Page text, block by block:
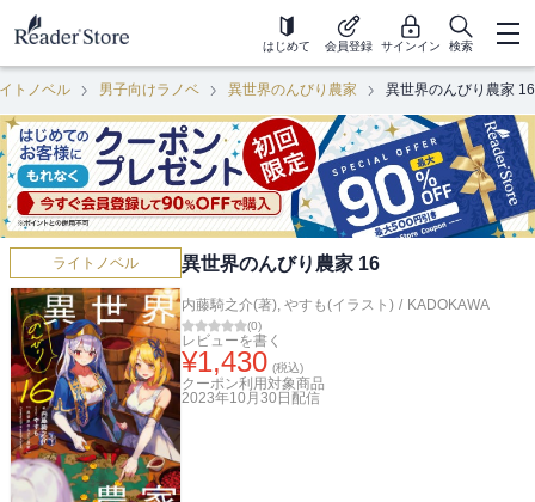
はじめて 会員登録 サインイン 検索
トノベル 男子向けラノベ 異世界のんびり農家 異世界のんびり農家 16
ライトノベル 異世界のんびり農家 16
内藤騎之介(著), やすも(イラスト) / KADOKAWA
(0)
レビューを書く
¥1,430 (税込)
クーポン利用対象商品
2023年10月30日 配信